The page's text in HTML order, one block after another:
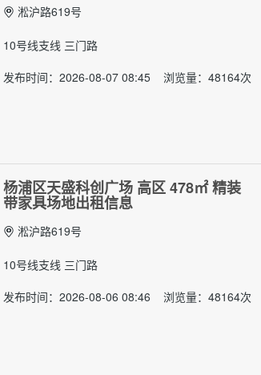
淞沪路619号
10号线支线 三门路
发布时间：2026-08-07 08:45 浏览量：48164次
杨浦区天盛科创广场 高区 478㎡ 精装
带家具场地出租信息
淞沪路619号
10号线支线 三门路
发布时间：2026-08-06 08:46 浏览量：48164次